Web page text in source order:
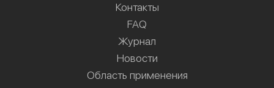
Контакты
FAQ
Журнал
Новости
Область применения